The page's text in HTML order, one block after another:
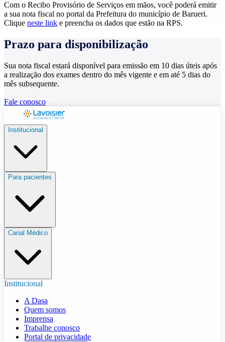
Com o Recibo Provisório de Serviços em mãos, você poderá emitir
a sua nota fiscal no portal da Prefeitura do município de Barueri.
Clique neste link e preencha os dados que estão na RPS.
Prazo para disponibilização
Sua nota fiscal estará disponível para emissão em 10 dias úteis após
a realização dos exames dentro do mês vigente e em até 5 dias do
mês subsequente.
Fale conosco
Institucional
Para pacientes
Canal Médico
Institucional
A Dasa
Quem somos
Imprensa
Trabalhe conosco
Portal de privacidade